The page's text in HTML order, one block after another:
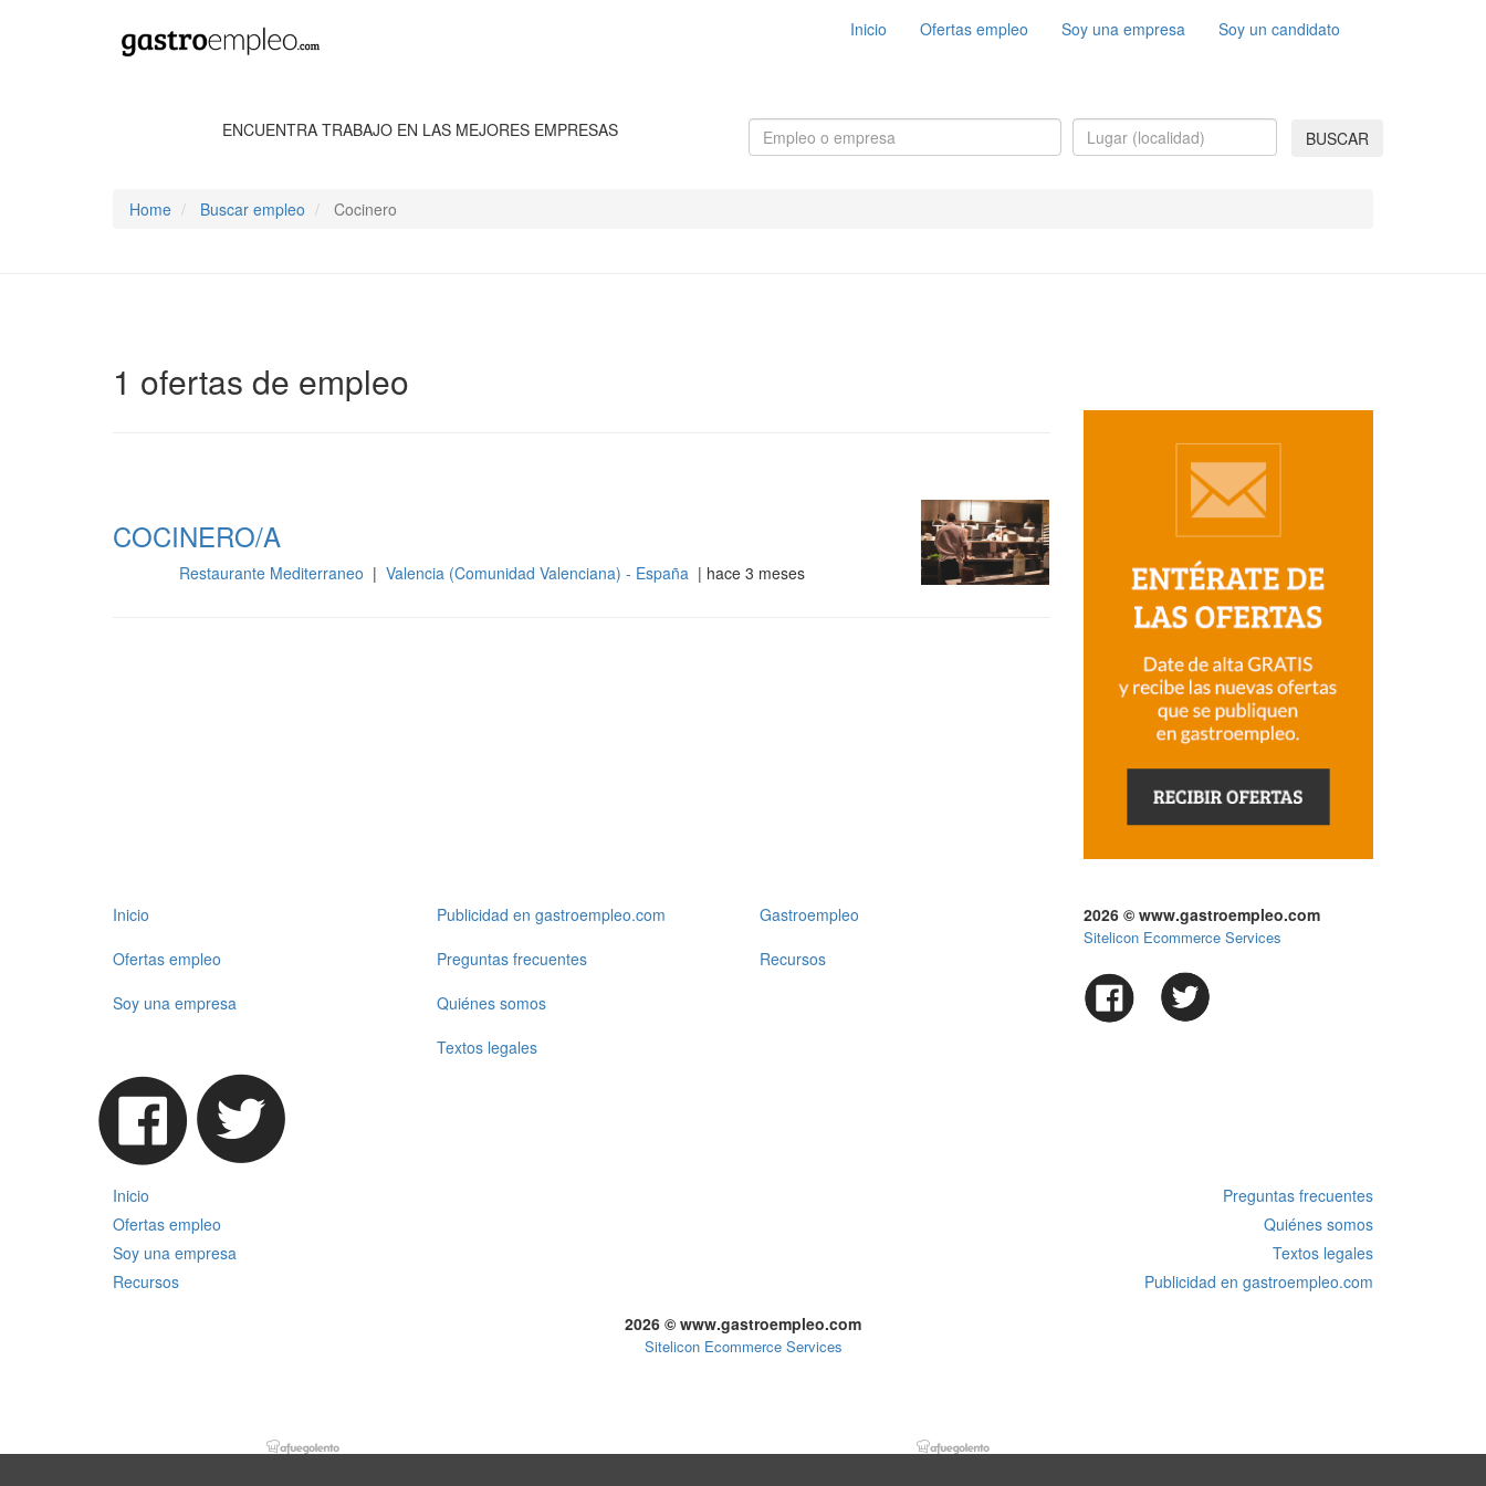
Inicio Ofertas empleo Soy una empresa Soy un candidato
ENCUENTRA TRABAJO EN LAS MEJORES EMPRESAS BUSCAR
Home Buscar empleo Cocinero
1 ofertas de empleo
COCINERO/A
Restaurante Mediterraneo | Valencia (Comunidad Valenciana) - España | hace 3 meses
Inicio
Ofertas empleo
Soy una empresa
Publicidad en gastroempleo.com
Preguntas frecuentes
Quiénes somos
Textos legales
Gastroempleo
Recursos
2026 © www.gastroempleo.com
Sitelicon Ecommerce Services
Inicio
Preguntas frecuentes
Ofertas empleo
Quiénes somos
Soy una empresa
Textos legales
Recursos
Publicidad en gastroempleo.com
2026 © www.gastroempleo.com
Sitelicon Ecommerce Services